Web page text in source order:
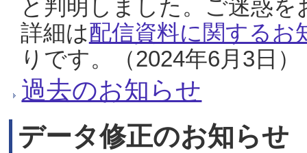
と判明しました。ご迷惑
詳細は配信資料に関するお
りです。（2024年6月3日）
過去のお知らせ
データ修正のお知らせ